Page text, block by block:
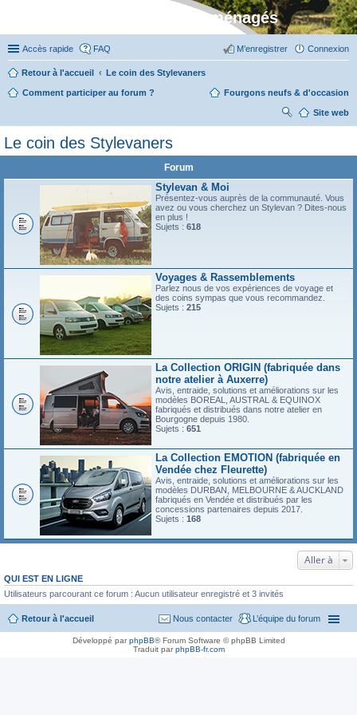
Stylevan - Vans aménagés
Accès rapide FAQ Connexion
M’enregistrer
Retour à l'accueil Le coin des Stylevaners
Comment participer au forum ? Fourgons neufs & d'occasion
Site web
Le coin des Stylevaners
Forum
Stylevan & Moi
Présentez-vous auprès de la communauté. Vous
avez ou vous cherchez un Stylevan ? Dites-nous
en plus !
Sujets : 618
Voyages & Rassemblements
Parlez nous de vos expériences de voyage et
des coins sympas que vous recommandez.
Sujets : 215
La Collection ORIGIN (fabriquée dans
notre atelier à Auxerre)
Avis, entraide, solutions et améliorations sur les
modèles BOREAL, AUSTRAL & EQUINOX
fabriqués et distribués dans notre atelier en
Bourgogne depuis 1980.
Sujets : 651
La Collection EMOTION (fabriquée en
Vendée chez Fleurette)
Avis, entraide, solutions et améliorations sur les
modèles DURBAN, MELBOURNE & AUCKLAND
fabriqués en Vendée et distribués par les
concessions partenaires depuis 2017.
Sujets : 168
Aller à
QUI EST EN LIGNE
Utilisateurs parcourant ce forum : Aucun utilisateur enregistré et 3 invités
Retour à l'accueil L’équipe du forum
Nous contacter
Développé parphpBB® Forum Software © phpBB Limited
Traduit parphpBB-fr.com